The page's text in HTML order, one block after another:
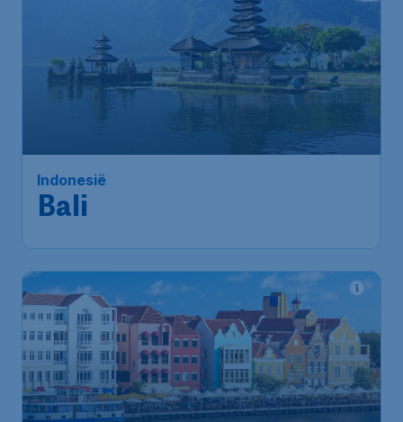
Indonesië
Bali
€704*
vanaf
Bali,